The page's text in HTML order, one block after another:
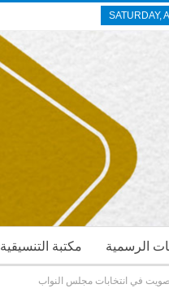
SATURDAY,
مكتبة التنسيقية الرسمية
في انتخابات مجلس النواب